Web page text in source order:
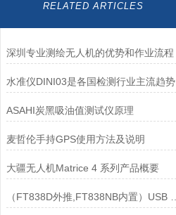
RELATED ARTICLES
深圳专业测绘无人机的优势和作业流程
水准仪DINI03是各国检测行业主流趋势
ASAHI炭黑吸油值测试仪原理
麦哲伦手持GPS使用方法及说明
大疆无人机Matrice 4 系列产品概要